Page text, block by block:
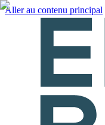
Aller au contenu principal